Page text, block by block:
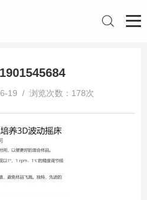
19 / 浏览次数：178次